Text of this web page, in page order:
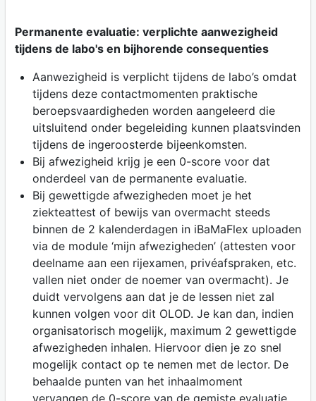
Permanente evaluatie: verplichte aanwezigheid
tijdens de labo's en bijhorende consequenties
Aanwezigheid is verplicht tijdens de labo’s omdat
tijdens deze contactmomenten praktische
beroepsvaardigheden worden aangeleerd die
uitsluitend onder begeleiding kunnen plaatsvinden
tijdens de ingeroosterde bijeenkomsten.
Bij afwezigheid krijg je een 0-score voor dat
onderdeel van de permanente evaluatie.
Bij gewettigde afwezigheden moet je het
ziekteattest of bewijs van overmacht steeds
binnen de 2 kalenderdagen in iBaMaFlex uploaden
via de module ‘mijn afwezigheden’ (attesten voor
deelname aan een rijexamen, privéafspraken, etc.
vallen niet onder de noemer van overmacht). Je
duidt vervolgens aan dat je de lessen niet zal
kunnen volgen voor dit OLOD. Je kan dan, indien
organisatorisch mogelijk, maximum 2 gewettigde
afwezigheden inhalen. Hiervoor dien je zo snel
mogelijk contact op te nemen met de lector. De
behaalde punten van het inhaalmoment
vervangen de 0-score van de gemiste evaluatie.